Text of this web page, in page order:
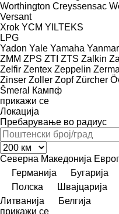
Worthington Creyssensac
Versant
Xrok YCM YILTEKS
LPG
Yadon Yale Yamaha Yanmar
ZMM ZPS ZTI ZTS Zalkin
Zelfir Zentex Zeppelin Zerma
Zinser Zoller Zopf Zürcher
Šmeral
Кампф
прикажи се
Локација
Пребарување во радиус
Северна Македонија
Германија
Бугарија
Полска
Швајцарија
Литванија
Белгија
прикажи се